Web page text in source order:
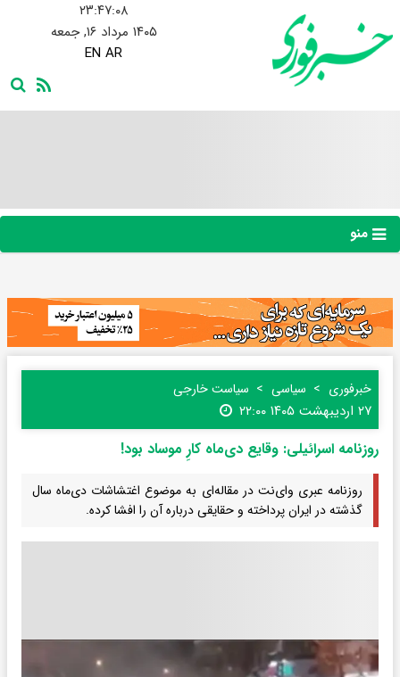
۲۳:۴۷:۰۹
۱۴۰۵ مرداد ۱۶, جمعه
EN AR
منو
خبرفوری سیاسی سیاست خارجی
۲۷ اردیبهشت ۱۴۰۵ ۲۲:۰۰
روزنامه اسرائیلی: وقایع دی‌ماه کارِ موساد بود!
روزنامه عبری وای‌نت در مقاله‌ای به موضوع اغتشاشات دی‌ماه سال
گذشته در ایران پرداخته و حقایقی درباره آن را افشا کرده.